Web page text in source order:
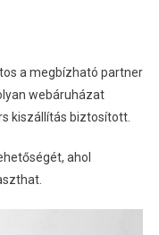
a megbízható partner
webáruházat
kiszállítás biztosított.
ahol